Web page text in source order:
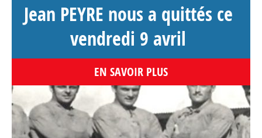
Jean PEYRE nous a quittés ce
vendredi 9 avril
EN SAVOIR PLUS